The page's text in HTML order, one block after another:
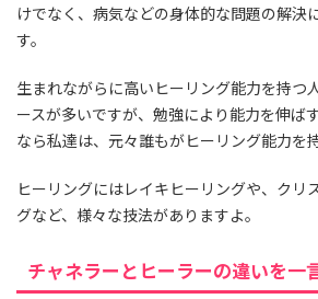
けでなく、病気などの身体的な問題の解決
す。
生まれながらに高いヒーリング能力を持つ
ースが多いですが、勉強により能力を伸ば
なら私達は、元々誰もがヒーリング能力を
ヒーリングにはレイキヒーリングや、クリ
グなど、様々な技法がありますよ。
チャネラーとヒーラーの違いを一